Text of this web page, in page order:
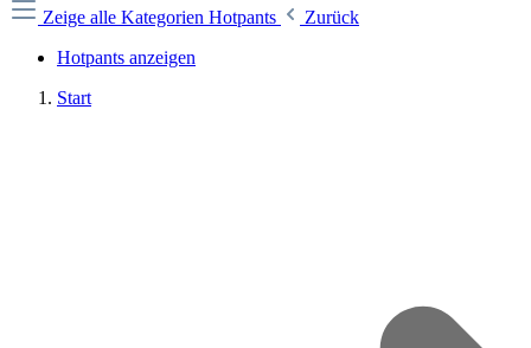
Zeige alle Kategorien Hotpants
Zurück
Hotpants anzeigen
Start